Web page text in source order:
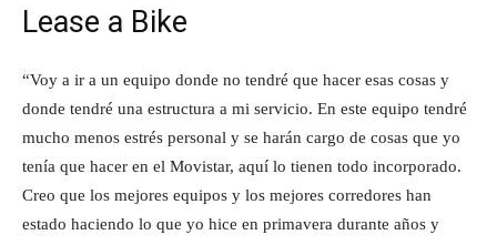
Lease a Bike
“Voy a ir a un equipo donde no tendré que hacer esas cosas y
donde tendré una estructura a mi servicio. En este equipo tendré
mucho menos estrés personal y se harán cargo de cosas que yo
tenía que hacer en el Movistar, aquí lo tienen todo incorporado.
Creo que los mejores equipos y los mejores corredores han
estado haciendo lo que yo hice en primavera durante años y